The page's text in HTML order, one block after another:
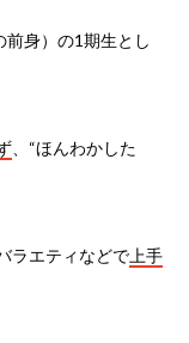
前身）の1期生とし
、“ほんわかした
ラエティなどで 上手